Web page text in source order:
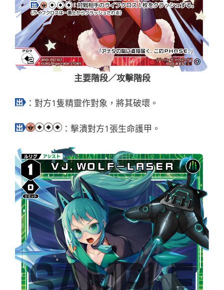
主要階段／攻擊階段
：對方1隻精靈作對象，將其破壞。
：擊潰對方1張生命護甲。